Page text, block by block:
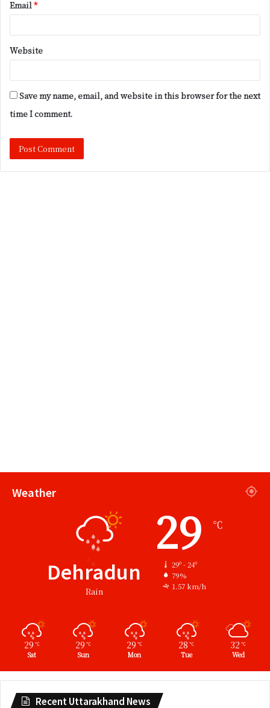
Email *
Website
Save my name, email, and website in this browser for the next
time I comment.
Weather
Dehradun
Rain
29 ℃
29º - 24º
79%
1.57 km/h
29 ℃
Sat
29 ℃
Sun
29 ℃
Mon
28 ℃
Tue
32 ℃
Wed
Recent Uttarakhand News